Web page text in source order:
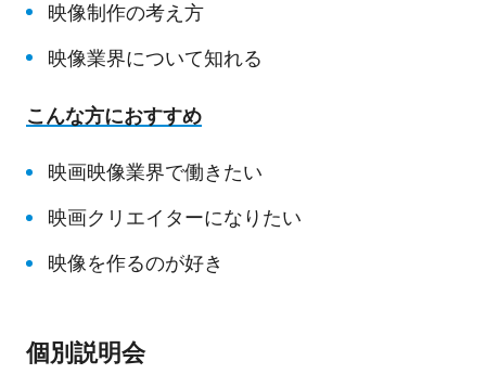
映像制作の考え方
映像業界について知れる
こんな方におすすめ
映画映像業界で働きたい
映画クリエイターになりたい
映像を作るのが好き
個別説明会